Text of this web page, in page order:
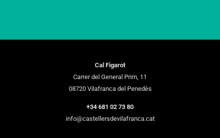
Cal Figarot
Carrer del General Prim, 11
08720 Vilafranca del Penedès
+34 681 02 73 80
info@castellersdevilafranca.cat